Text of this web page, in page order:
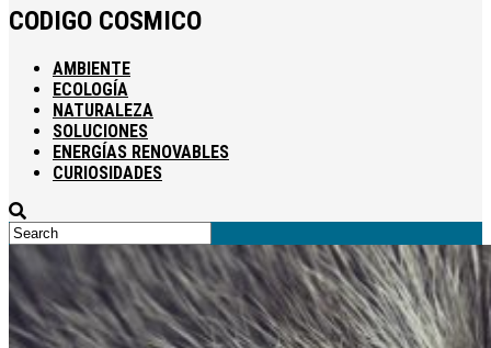
CODIGO COSMICO
AMBIENTE
ECOLOGÍA
NATURALEZA
SOLUCIONES
ENERGÍAS RENOVABLES
CURIOSIDADES